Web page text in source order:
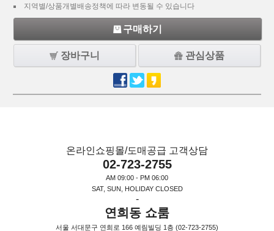
지역별/상품개별배송정책에 따라 변동될 수 있습니다
구매하기
장바구니 관심상품
온라인쇼핑몰/도매공급 고객상담
02-723-2755
AM 09:00 - PM 06:00
SAT, SUN, HOLIDAY CLOSED
-
연희동 쇼룸
서울 서대문구 연희로 166 예림빌딩 1층 (02-723-2755)